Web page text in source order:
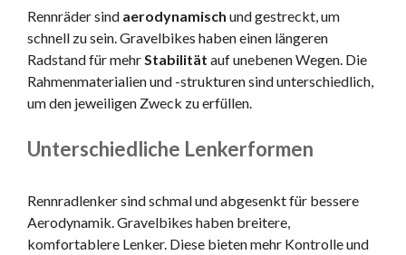
Rennräder sind aerodynamisch und gestreckt, um
schnell zu sein. Gravelbikes haben einen längeren
Radstand für mehrStabilität auf unebenen Wegen. Die
Rahmenmaterialien und -strukturen sind unterschiedlich,
um den jeweiligen Zweck zu erfüllen.
Unterschiedliche Lenkerformen
Rennradlenker sind schmal und abgesenkt für bessere
Aerodynamik. Gravelbikes haben breitere,
komfortablere Lenker. Diese bieten mehr Kontrolle und